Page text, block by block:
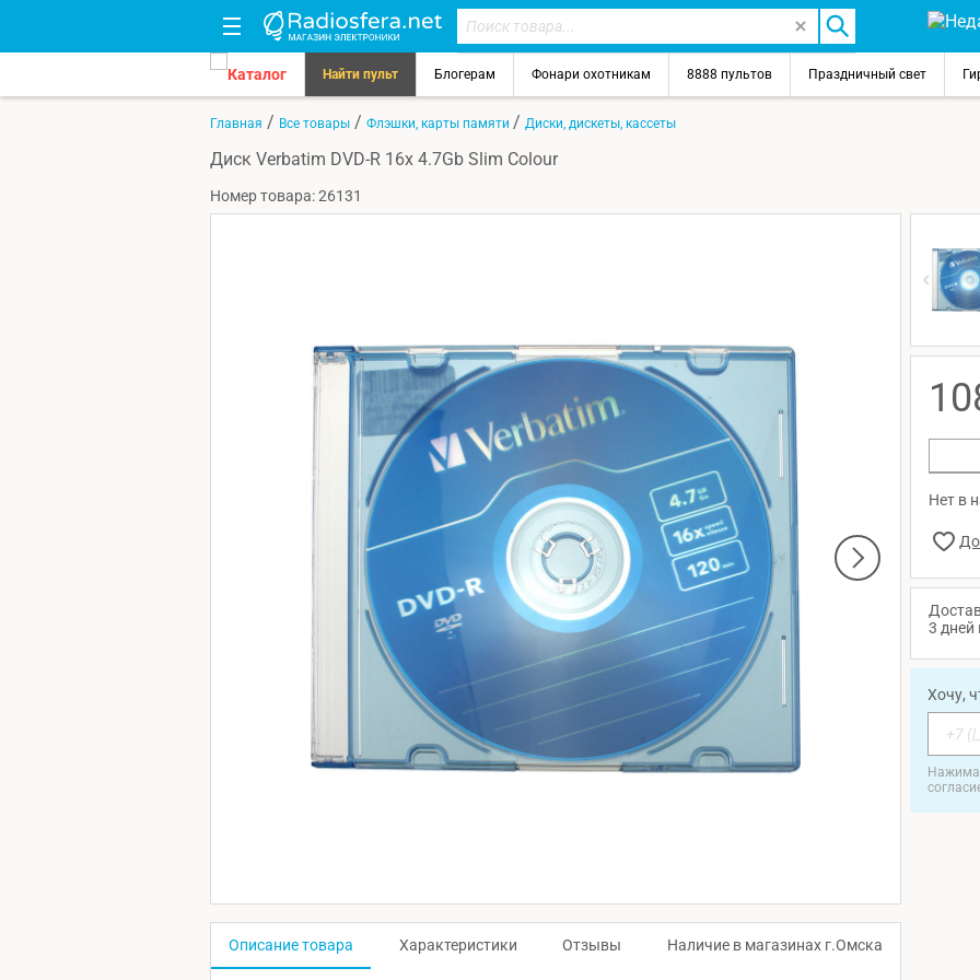
Каталог Найти пульт Блогерам Фонари охотникам 8888 пультов Праздничный свет
Главная / Все товары / Флэшки, карты памяти / Диски, дискеты, кассеты
Диск Verbatim DVD-R 16x 4.7Gb Slim Colour
Номер товара: 26131
Нет в
3 дней
Хочу,
Описание товара Характеристики Отзывы Наличие в магазинах г.Омска